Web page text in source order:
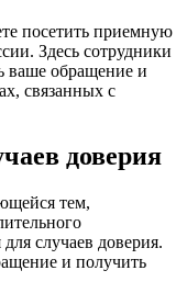
посетить приемную
Здесь сотрудники
ваше обращение и
связанных с
доверия
тем,
случаев доверия.
и получить